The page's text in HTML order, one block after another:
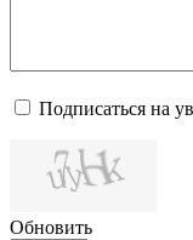
Подписаться на
Обновить